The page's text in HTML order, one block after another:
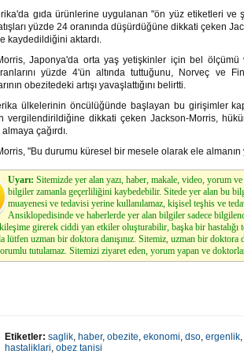
gıda ürünlerine uygulanan "ön yüz etiketleri ve
yüzde 24 oranında düşürdüğüne dikkati çeken
kaydedildiğini aktardı.
Japonya'da orta yaş yetişkinler için bel ölçümü
yüzde 4'ün altında tuttuğunu, Norveç ve
obezitedeki artışı yavaşlattığını belirtti.
ülkelerinin öncülüğünde başlayan bu girişimler
vergilendirildiğine dikkati çeken Jackson-Morris,
çağırdı.
"Bu durumu küresel bir mesele olarak ele almanın
Uyarı: Sitemizde yer alan yazı, haber, makale, video, yorum
bilgiler zamanla geçerliliğini kaybedebilir. Sitede yer alan bu
muayenesi ve tedavisi yerine kullanılamaz, kişisel teşhis ve
Ansiklopedisinde ve haberlerde yer alan bilgiler sadece
girerek ciddi yan etkiler oluşturabilir, başka bir hastalığı
lütfen uzman bir doktora danışınız. Sitemiz, uzman bir doktora
tutulamaz. Sitemizi ziyaret eden, yorum yapan ve
Etiketler: saglik, haber, obezite, ekonomi, dso, ergenlik,
hastaliklari, obez tanisi